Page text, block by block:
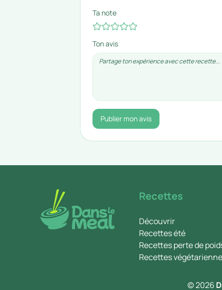
Ta note
Ton avis
Publier mon avis
Recettes
Découvrir
Recettes été
Recettes perte de
Recettes
© 2026